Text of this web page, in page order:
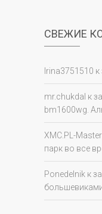
СВЕЖИЕ
Irina3751510 к
mr.chukdal к
bm1600wg.
XMC.PL-Master
парк во все
Ponedelnik к